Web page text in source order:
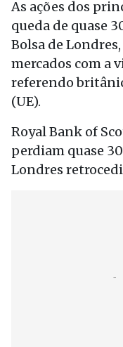
As ações dos
queda de quase
Bolsa de
mercados com a
referendo
(UE).
Royal Bank of
perdiam quase
Londres